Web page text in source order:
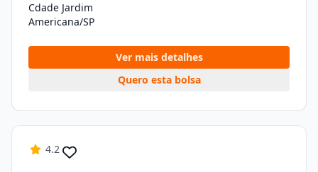
Cdade Jardim
Americana/SP
Ver mais detalhes
Quero esta bolsa
4.2